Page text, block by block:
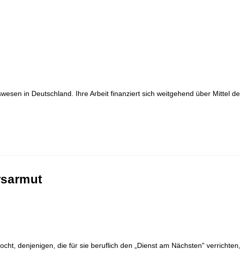
in Deutschland. Ihre Arbeit finanziert sich weitgehend über Mittel
denjenigen, die für sie beruflich den „Dienst am Nächsten"